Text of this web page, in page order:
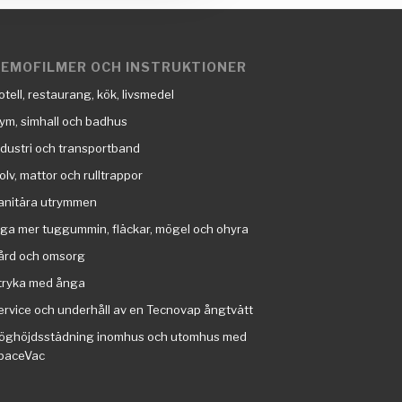
OCH INSTRUKTIONER
restaurang, kök, livsmedel
simhall och badhus
och transportband
mattor och rulltrappor
utrymmen
mer tuggummin, fläckar, mögel och ohyra
och omsorg
med ånga
och underhåll av en Tecnovap ångtvätt
inomhus och utomhus med